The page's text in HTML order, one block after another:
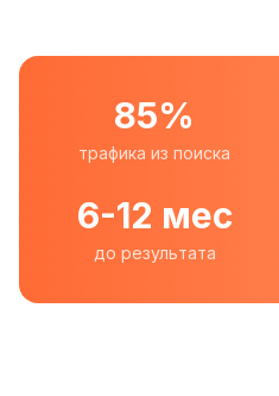
85%
трафика из поиска
6-12 мес
до результата